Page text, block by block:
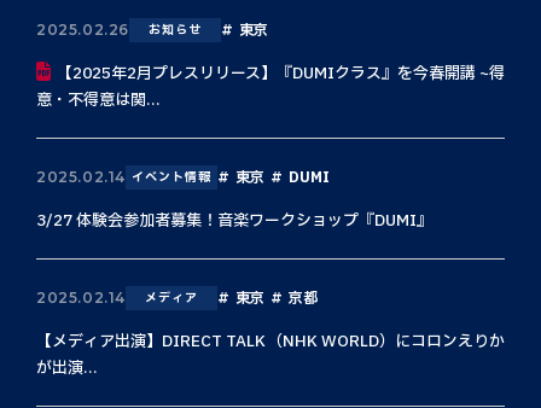
2025.02.26 お知らせ 東京
【2025年2月プレスリリース】『DUMIクラス』を今春開講 ~得
意・不得意は関...
2025.02.14 イベント情報 東京 DUMI
3/27 体験会参加者募集！音楽ワークショップ『DUMI』
2025.02.14 メディア 東京 京都
【メディア出演】DIRECT TALK（NHK WORLD）にコロンえりか
が出演...